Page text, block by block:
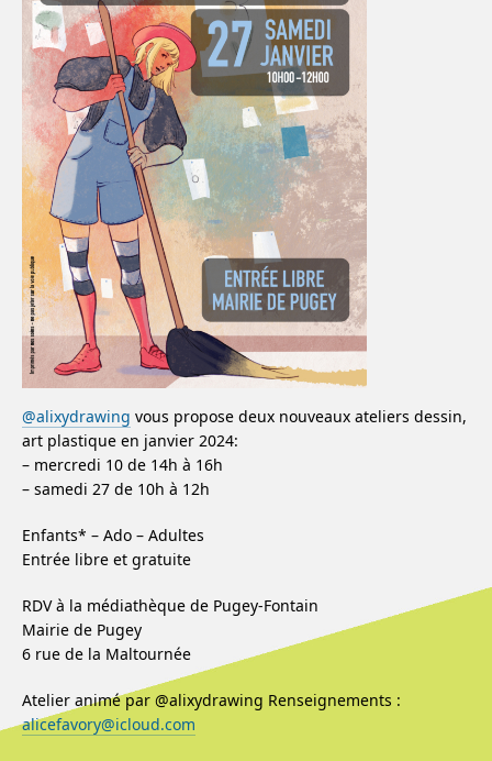
@alixydrawing vous propose deux nouveaux ateliers dessin,
art plastique en janvier 2024:
– mercredi 10 de 14h à 16h
– samedi 27 de 10h à 12h
Enfants* – Ado – Adultes
Entrée libre et gratuite
RDV à la médiathèque de Pugey-Fontain
Mairie de Pugey
6 rue de la Maltournée
Atelier animé par @alixydrawing Renseignements :
alicefavory@icloud.com